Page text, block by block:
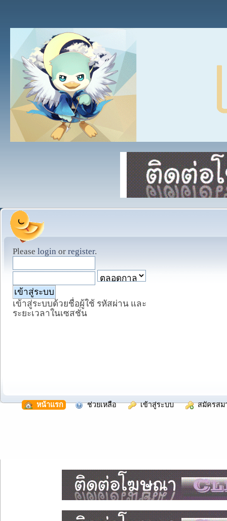
Please login or register.
เข้าสู่ระบบด้วยชื่อผู้ใช้ รหัสผ่าน และ
ระยะเวลาในเซสชั่น
หน้าแรก ช่วยเหลือ เข้าสู่ระบบ สมัครสม